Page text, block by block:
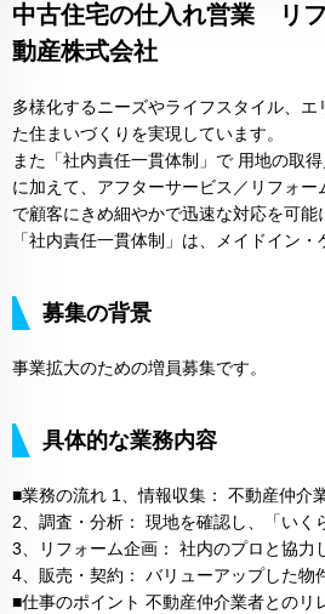
中古住宅の仕入れ営業 リ
動産株式会社
多様化するニーズやライフスタイル、
た住まいづくりを実現しています。
また「社内責任一貫体制」で 用地の取
に加えて、アフターサービス／リフォ
で顧客にきめ細やかで迅速な対応を可能
「社内責任一貫体制」は、メイドイン
募集の背景
事業拡大のための増員募集です。
具体的な業務内容
■業務の流れ 1、情報収集： 不動産仲介
2、調査・分析： 現地を確認し、「いく
3、リフォーム企画： 社内のプロと協力
4、販売・契約： バリューアップした物
■仕事のポイント 不動産仲介業者とのリ